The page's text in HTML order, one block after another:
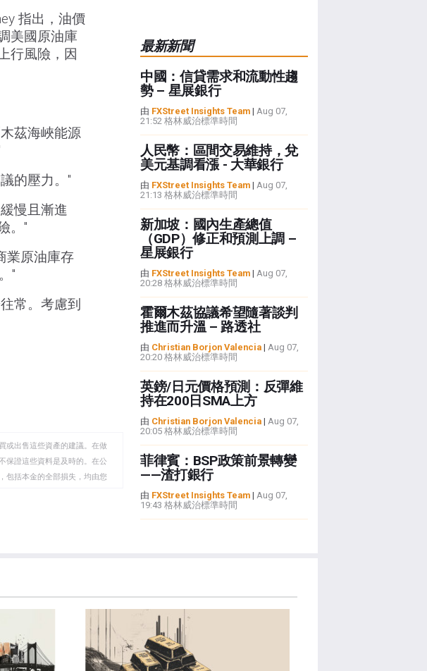
指出，油價
美國原油庫
行風險，因
茲海峽能源
的壓力。"
慢且漸進
。"
業原油庫存
"
常。考慮到
或出售這些資產的建議。在做
保證這些資料是及時的。在公
包括本金的全部損失，均由您
最新新聞
中國：信貸需求和流動性趨
勢 – 星展銀行
由 FXStreet Insights Team| Aug 07,
21:52 格林威治標準時間
人民幣：區間交易維持，兌
美元基調看漲 - 大華銀行
由 FXStreet Insights Team| Aug 07,
21:13 格林威治標準時間
新加坡：國內生產總值
（GDP）修正和預測上調 –
星展銀行
由 FXStreet Insights Team| Aug 07,
20:28 格林威治標準時間
霍爾木茲協議希望隨著談判
推進而升溫 – 路透社
由 Christian Borjon Valencia| Aug 07,
20:20 格林威治標準時間
英鎊/日元價格預測：反彈維
持在200日SMA上方
由 Christian Borjon Valencia| Aug 07,
20:05 格林威治標準時間
菲律賓：BSP政策前景轉變
——渣打銀行
由 FXStreet Insights Team| Aug 07,
19:43 格林威治標準時間